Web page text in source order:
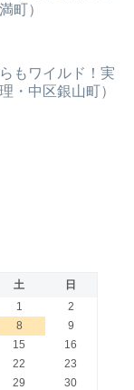
町）
もワイルド！実
・中区銀山町）
土
日
1
2
8
9
15
16
22
23
29
30